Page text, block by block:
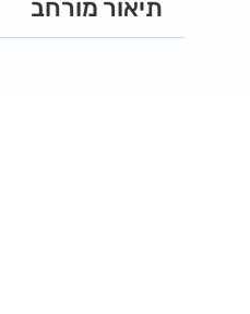
למרחבי
תיאור מורחב